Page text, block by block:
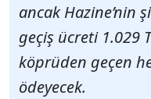
ancak Hazine’nin
geçiş ücreti 1.029
köprüden geçen
ödeyecek.